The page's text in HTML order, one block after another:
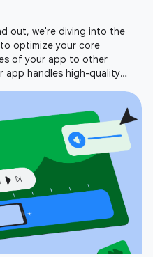
out, we're diving into the
optimize your core
of your app to other
app handles high-quality